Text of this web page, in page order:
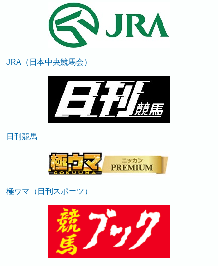
JRA（日本中央競馬会）
日刊競馬
極ウマ（日刊スポーツ）